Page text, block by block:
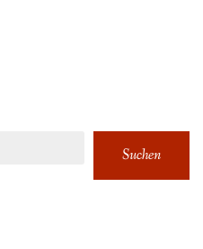
Suchen